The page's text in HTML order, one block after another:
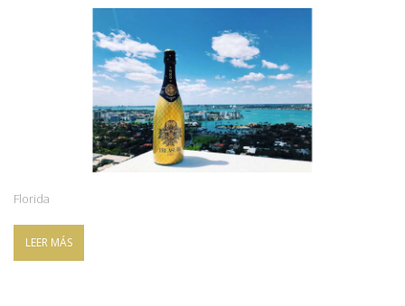
Florida
LEER MÁS